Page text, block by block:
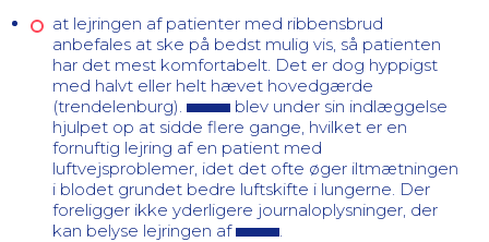
at lejringen af patienter med ribbensbrud
anbefales at ske på bedst mulig vis, så patienten
har det mest komfortabelt. Det er dog hyppigst
med halvt eller helt hævet hovedgærde
(trendelenburg).
blev under sin indlæggelse
hjulpet op at sidde flere gange, hvilket er en
fornuftig lejring af en patient med
luftvejsproblemer, idet det ofte øger iltmætningen
i blodet grundet bedre luftskifte i lungerne. Der
foreligger ikke yderligere journaloplysninger, der
kan belyse lejringen af
.